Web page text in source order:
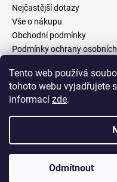
Tento web používá
tohoto webu vyjadřujete
informací zde.
Odmítnout
Nejčastější dotazy
Vše o nákupu
Obchodní podmínky
Podmínky ochrany
facebook.com/
Copyright 2026